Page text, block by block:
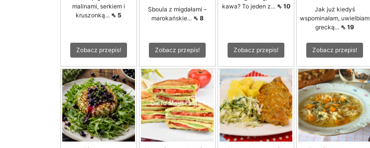
malinami, serkiem i
kruszonką... ⇖ 5
Zobacz przepis!
Sboula z migdałami –
marokańskie... ⇖ 8
Zobacz przepis!
kawa? To jeden z... ⇖ 10
Zobacz przepis!
Jak już kiedyś
wspominałam, uwielbiam
grecką... ⇖ 19
Zobacz przepis!